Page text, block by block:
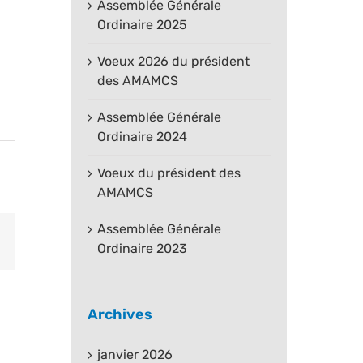
Assemblée Générale
Ordinaire 2025
Voeux 2026 du président
des AMAMCS
Assemblée Générale
Ordinaire 2024
Voeux du président des
AMAMCS
Assemblée Générale
Ordinaire 2023
Archives
janvier 2026